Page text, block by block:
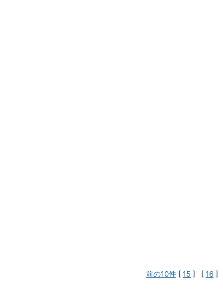
前の10件 [ 15 ] [ 16 ]